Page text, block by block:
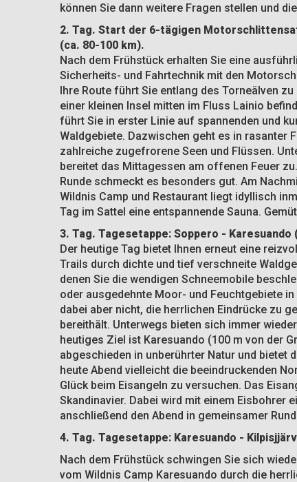
können Sie dann weitere Fragen stellen und
2. Tag. Start der 6-tägigen
(ca. 80-100 km).
Nach dem Frühstück erhalten Sie eine
Sicherheits- und Fahrtechnik mit den
Ihre Route führt Sie entlang des Torneälven
einer kleinen Insel mitten im Fluss Lainio
führt Sie in erster Linie auf spannenden und
Waldgebiete. Dazwischen geht es in rasanter
zahlreiche zugefrorene Seen und Flüssen.
bereitet das Mittagessen am offenen Feuer
Runde schmeckt es besonders gut. Am
Wildnis Camp und Restaurant liegt idyllisch
Tag im Sattel eine entspannende Sauna.
3. Tag. Tagesetappe:Soppero - Karesuando
Der heutige Tag bietet Ihnen erneut eine
Trails durch dichte und tief verschneite
denen Sie die wendigen Schneemobile
oder ausgedehnte Moor- und Feuchtgebiete
dabei aber nicht, die herrlichen Eindrücke zu
bereithält. Unterwegs bieten sich immer
heutiges Ziel ist Karesuando (100 m von der
abgeschieden in unberührter Natur und bietet
heute Abend vielleicht die beeindruckenden
Glück beim Eisangeln zu versuchen. Das
Skandinavier. Dabei wird mit einem Eisbohrer
anschließend den Abend in gemeinsamer
4. Tag. Tagesetappe: Karesuando -
Nach dem Frühstück schwingen Sie sich
vom Wildnis Camp Karesuando durch die